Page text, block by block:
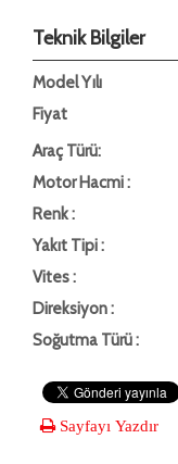
Teknik Bilgiler
Model Yılı
Fiyat
Araç Türü:
Motor Hacmi :
Renk :
Yakıt Tipi :
Vites :
Direksiyon :
Soğutma Türü :
Sayfayı Yazdır